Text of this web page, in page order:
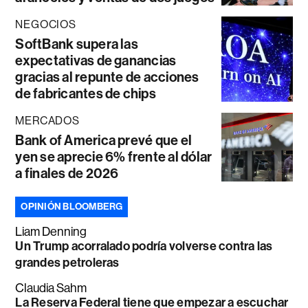
NEGOCIOS
SoftBank supera las
expectativas de ganancias
gracias al repunte de acciones
de fabricantes de chips
MERCADOS
Bank of America prevé que el
yen se aprecie 6% frente al dólar
a finales de 2026
OPINIÓN BLOOMBERG
Liam Denning
Un Trump acorralado podría volverse contra las
grandes petroleras
Claudia Sahm
La Reserva Federal tiene que empezar a escuchar